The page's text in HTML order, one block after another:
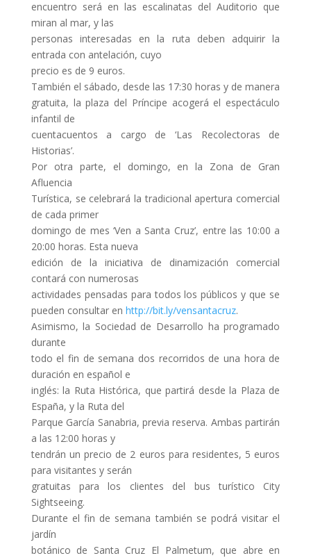
encuentro será en las escalinatas del Auditorio que
miran al mar, y las
personas interesadas en la ruta deben adquirir la
entrada con antelación, cuyo
precio es de 9 euros.
También el sábado, desde las 17:30 horas y de manera
gratuita, la plaza del Príncipe acogerá el espectáculo
infantil de
cuentacuentos a cargo de ‘Las Recolectoras de
Historias’.
Por otra parte, el domingo, en la Zona de Gran
Afluencia
Turística, se celebrará la tradicional apertura comercial
de cada primer
domingo de mes ‘Ven a Santa Cruz’, entre las 10:00 a
20:00 horas. Esta nueva
edición de la iniciativa de dinamización comercial
contará con numerosas
actividades pensadas para todos los públicos y que se
pueden consultar en http://bit.ly/vensantacruz.
Asimismo, la Sociedad de Desarrollo ha programado
durante
todo el fin de semana dos recorridos de una hora de
duración en español e
inglés: la Ruta Histórica, que partirá desde la Plaza de
España, y la Ruta del
Parque García Sanabria, previa reserva. Ambas partirán
a las 12:00 horas y
tendrán un precio de 2 euros para residentes, 5 euros
para visitantes y serán
gratuitas para los clientes del bus turístico City
Sightseeing.
Durante el fin de semana también se podrá visitar el
jardín
botánico de Santa Cruz El Palmetum, que abre en